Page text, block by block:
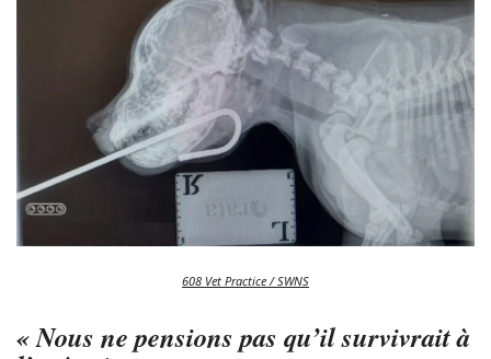
608 Vet Practice / SWNS
« Nous ne pensions pas qu’il survivrait à